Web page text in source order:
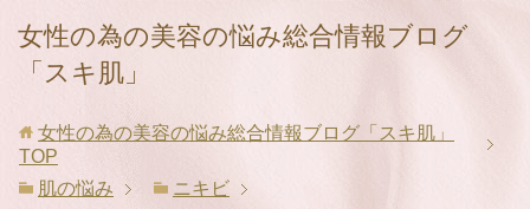
女性の為の美容の悩み総合情報ブログ
「スキ肌」
女性の為の美容の悩み総合情報ブログ「スキ肌」
TOP
肌の悩み
ニキビ